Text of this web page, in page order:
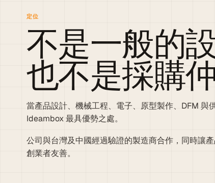
定位
不是一般的
也不是採購仲
當產品設計、機械工程、電子、原型製作、DFM 與
Ideambox 最具優勢之處。
公司與台灣及中國經過驗證的製造商合作，同時讓
創業者友善。